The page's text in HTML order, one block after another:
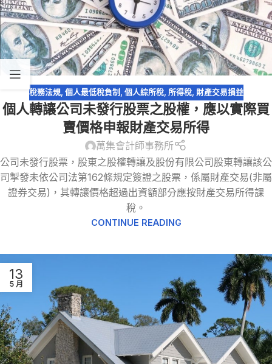
稅務法規, 個人最低稅負制 , 個人綜所稅, 所得稅, 財產交易損益
個人轉讓公司未發行股票之股權，應以實際買
賣價格申報財產交易所得
萬集會計師事務所
公司未發行股票，股東之股權轉讓及股份有限公司股東轉讓該公
司掣發未依公司法第162條規定簽證之股票，係屬財產交易(非屬
證券交易)，其轉讓價格超過出資額部分應按財產交易所得課
稅。
CONTINUE READING
13
5 月